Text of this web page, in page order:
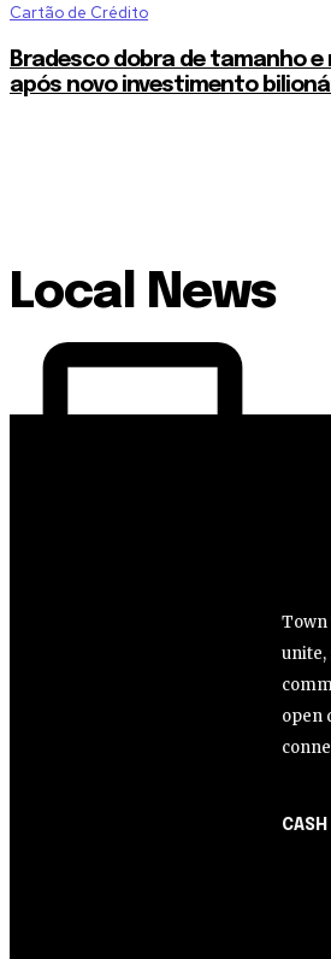
Cartão de Crédito
Bradesco dobra de tamanho e
após novo investimento
Local News
Town
unite,
open
CASH